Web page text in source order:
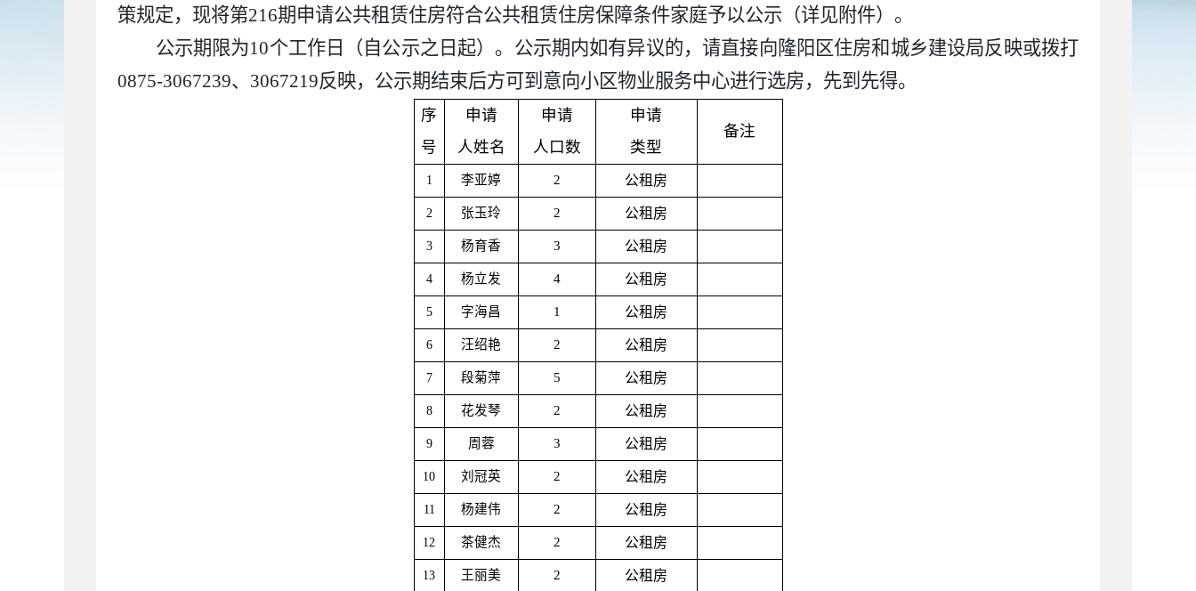
策规定，现将第216期申请公共租赁住房符合公共租赁住房保障条件家庭予以公示（详见附件）。
公示期限为10个工作日（自公示之日起）。公示期内如有异议的，请直接向隆阳区住房和城乡建设局反映或拨打
0875-3067239、3067219反映，公示期结束后方可到意向小区物业服务中心进行选房，先到先得。
序
号
申请
人姓名
申请
人口数
申请
类型
备注
1 李亚婷 2 公租房
2 张玉玲 2 公租房
3 杨育香 3 公租房
4 杨立发 4 公租房
5 字海昌 1 公租房
6 汪绍艳 2 公租房
7 段菊萍 5 公租房
8 花发琴 2 公租房
9 周蓉 3 公租房
10 刘冠英 2 公租房
11 杨建伟 2 公租房
12 茶健杰 2 公租房
13 王丽美 2 公租房